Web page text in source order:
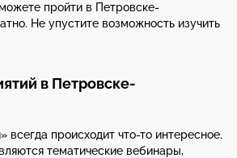
пройти в Петровске-
Не упустите возможность изучить
в Петровске-
всегда происходит что-то интересное.
тематические вебинары,